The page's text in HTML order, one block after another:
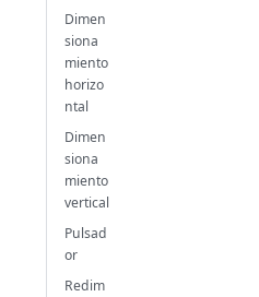
Dimen
siona
miento
horizo
ntal
Dimen
siona
miento
vertical
Pulsad
or
Redim